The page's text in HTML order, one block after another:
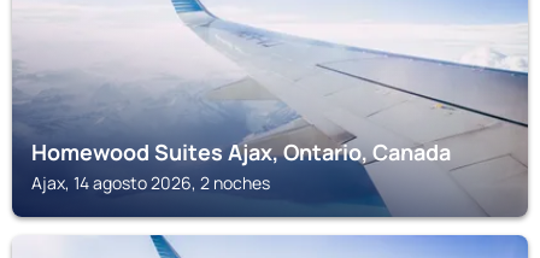
Homewood Suites Ajax, Ontario, Canada
Ajax, 14 agosto 2026, 2 noches